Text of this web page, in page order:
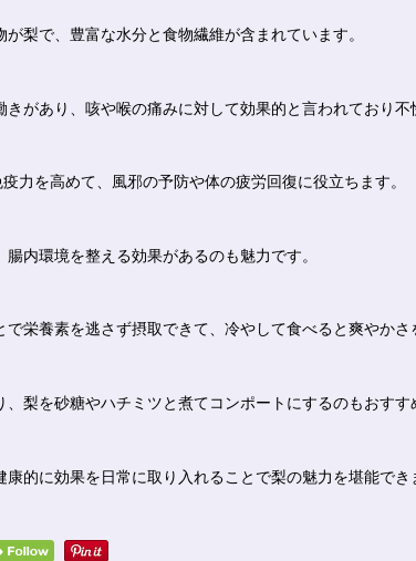
梨で、豊富な水分と食物繊維が含まれています。
があり、咳や喉の痛みに対して効果的と言われており不
力を高めて、風邪の予防や体の疲労回復に役立ちます。
内環境を整える効果があるのも魅力です。
栄養素を逃さず摂取できて、冷やして食べると爽やかさ
梨を砂糖やハチミツと煮てコンポートにするのもおすす
的に効果を日常に取り入れることで梨の魅力を堪能でき